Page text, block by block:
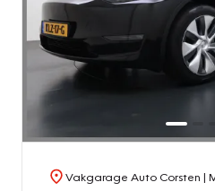
Vakgarage Auto Corsten |